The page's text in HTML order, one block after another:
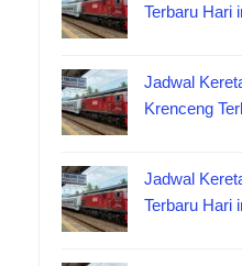
Terbaru Hari
Jadwal
Krenceng
Jadwal
Terbaru Hari